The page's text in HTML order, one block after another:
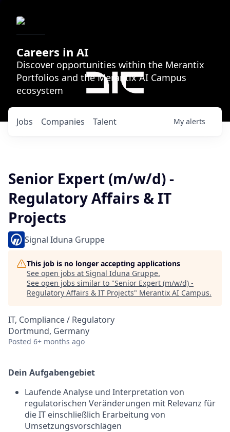
Careers in AI
Discover opportunities within the Merantix
Portfolios and the Merantix AI Campus
ecosystem
Jobs Companies Talent My alerts
Senior Expert (m/w/d) -
Regulatory Affairs & IT
Projects
Signal Iduna Gruppe
This job is no longer accepting applications
See open jobs at Signal Iduna Gruppe.
See open jobs similar to "Senior Expert (m/w/d) -
Regulatory Affairs & IT Projects" Merantix AI Campus.
IT, Compliance / Regulatory
Dortmund, Germany
Posted 6+ months ago
Dein Aufgabengebiet
Laufende Analyse und Interpretation von
regulatorischen Veränderungen mit Relevanz für
die IT einschließlich Erarbeitung von
Umsetzungsvorschlägen